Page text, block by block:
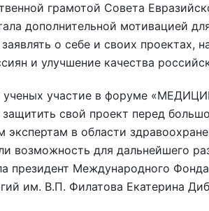
грамотой Совета
дополнительной мотивацией
о себе и своих проектах,
и улучшение качества
ученых участие в форуме
свой проект перед
в области
возможность для дальнейшего
президент Международного
им. В.П. Филатова Екатерина